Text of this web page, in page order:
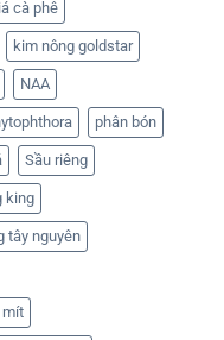
cà phê
kim nông goldstar
NAA
phân bón
Sầu riêng
king
tây nguyên
mít